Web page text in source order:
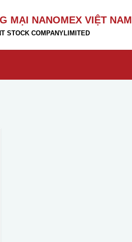
MẠI NANOMEX VIỆT NAM
STOCK COMPANYLIMITED